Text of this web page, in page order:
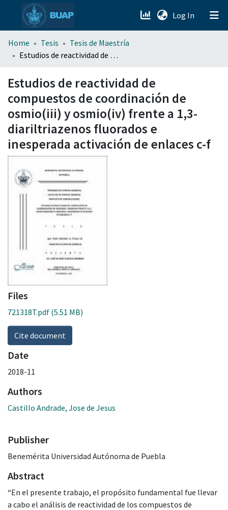
Log In (current)
menu.section.about_menu
Home Tesis
Tesis de Maestría
Estudios de reactividad de compuestos de coordinación de osmio(iii) y osmio(iv) frente a 1,3-diariltriazenos fluorados e inesperada activación de enlaces c-f
Estudios de reactividad de
compuestos de coordinación de
osmio(iii) y osmio(iv) frente a 1,3-
diariltriazenos fluorados e
inesperada activación de enlaces c-f
Files
721318T.pdf (5.51 MB)
Cite document
Date
2018-11
Authors
Castillo Andrade, Jose de Jesus
Publisher
Benemérita Universidad Autónoma de Puebla
Abstract
“En el presente trabajo, el propósito fundamental fue llevar
a cabo el análisis de reactividad de los compuestos de